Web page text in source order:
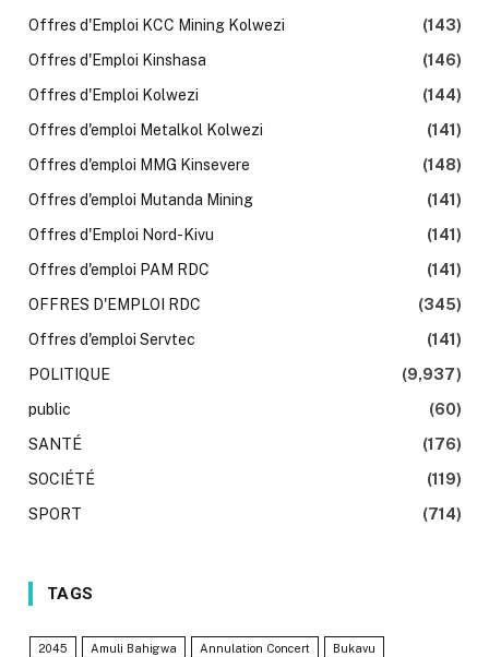
Offres d'Emploi KCC Mining Kolwezi
(143)
Offres d'Emploi Kinshasa
(146)
Offres d'Emploi Kolwezi
(144)
Offres d'emploi Metalkol Kolwezi
(141)
Offres d'emploi MMG Kinsevere
(148)
Offres d'emploi Mutanda Mining
(141)
Offres d'Emploi Nord-Kivu
(141)
Offres d'emploi PAM RDC
(141)
OFFRES D'EMPLOI RDC
(345)
Offres d'emploi Servtec
(141)
POLITIQUE
(9,937)
public
(60)
SANTÉ
(176)
SOCIÉTÉ
(119)
SPORT
(714)
TAGS
2045 Amuli Bahigwa Annulation Concert Bukavu